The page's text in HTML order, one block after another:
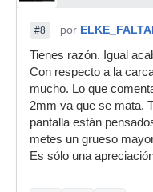
#8 por
Tienes razón. Igual
Con respecto a la
mucho. Lo que
2mm va que se mata.
pantalla están
metes un grueso
Es sólo una